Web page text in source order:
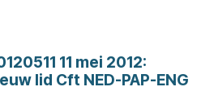
11 mei 2012:
lid Cft NED-PAP-ENG